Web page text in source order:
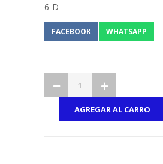
6-D
FACEBOOK WHATSAPP